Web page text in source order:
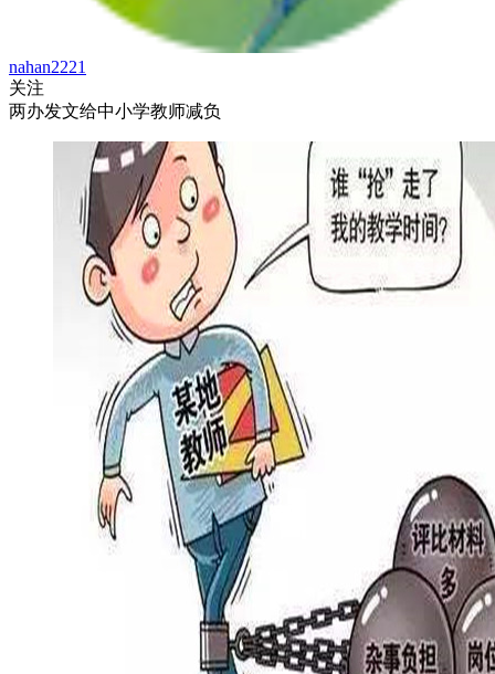
nahan2221
关注
两办发文给中小学教师减负